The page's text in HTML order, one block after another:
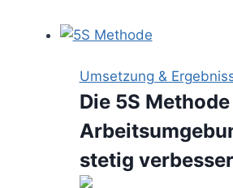
&
effektiv
gewinnen
Umsetzung &
Die 5S Methode
stetig